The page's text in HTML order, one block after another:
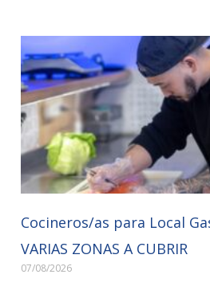
Cocineros/as para Local
VARIAS ZONAS A CUBRIR
07/08/2026